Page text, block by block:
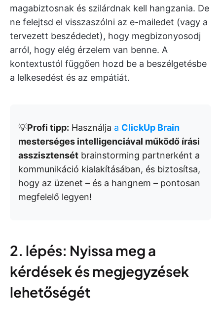
magabiztosnak és szilárdnak kell hangzania. De
ne felejtsd el visszaszólni az e-mailedet (vagy a
tervezett beszédedet), hogy megbizonyosodj
arról, hogy elég érzelem van benne. A
kontextustól függően hozd be a beszélgetésbe
a lelkesedést és az empátiát.
💡Profi tipp: Használja a ClickUp Brain
mesterséges intelligenciával működő írási
asszisztensét brainstorming partnerként a
kommunikáció kialakításában, és biztosítsa,
hogy az üzenet – és a hangnem – pontosan
megfelelő legyen!
2. lépés: Nyissa meg a
kérdések és megjegyzések
lehetőségét